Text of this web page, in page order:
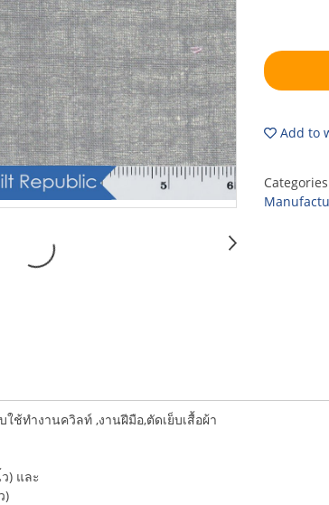
Add to
ช้ทำงานควิลท์ ,งานฝีมือ,ตัดเย็บเสื้อผ้า
) และ
)